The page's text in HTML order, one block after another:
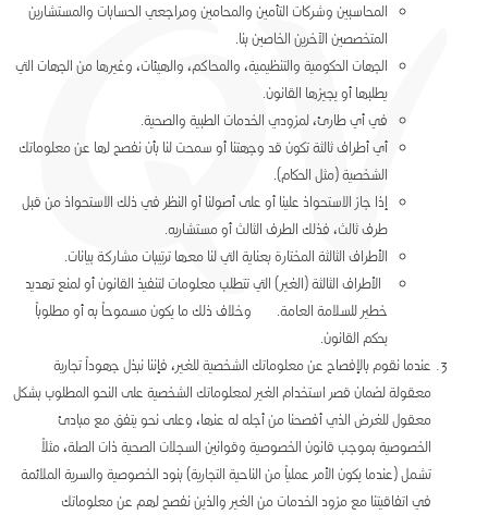
المحاسبين وشركات التأمين والمحامين ومراجعي الحسابات والمستشارين
المتخصصين الآخرين الخاصين بنا.
الجهات الحكومية والتنظيمية، والمحاكم، والهيئات، وغيرها من الجهات التي
يطلبها أو يجيزها القانون.
في أي طارئ، لمزودي الخدمات الطبية والصحية.
أي أطراف ثالثة تكون قد وجهتنا أو سمحت لنا بأن نفصح لها عن معلوماتك
الشخصية (مثل الحكام).
إذا جاز الاستحواذ علينا أو على أصولنا أو النظر في ذلك الاستحواذ من قبل
طرف ثالث، فذلك الطرف الثالث أو مستشاريه.
الأطراف الثالثة المختارة بعناية التي لنا معها ترتيبات مشاركة بيانات.
الأطراف الثالثة (الغير) التي تتطلب معلومات لتنفيذ القانون أو لمنع تهديد
خطير للسلامة العامة.
وخلاف ذلك ما يكون مسموحاً به أو مطلوباً
بحكم القانون.
عندما نقوم بالإفصاح عن معلوماتك الشخصية للغير، فإننا نبذل جهوداً تجارية
معقولة لضمان قصر استخدام الغير لمعلوماتك الشخصية على النحو المطلوب بشكل
معقول للغرض الذي أفصحنا من أجله له عنها، وعلى نحو يتفق مع مبادئ
الخصوصية بموجب قانون الخصوصية وقوانين السجلات الصحية ذات الصلة، مثلاً
تشمل (عندما يكون الأمر عملياً من الناحية التجارية) بنود الخصوصية والسرية الملائمة
في اتفاقيتنا مع مزود الخدمات من الغير والذين نفصح لهم عن معلوماتك